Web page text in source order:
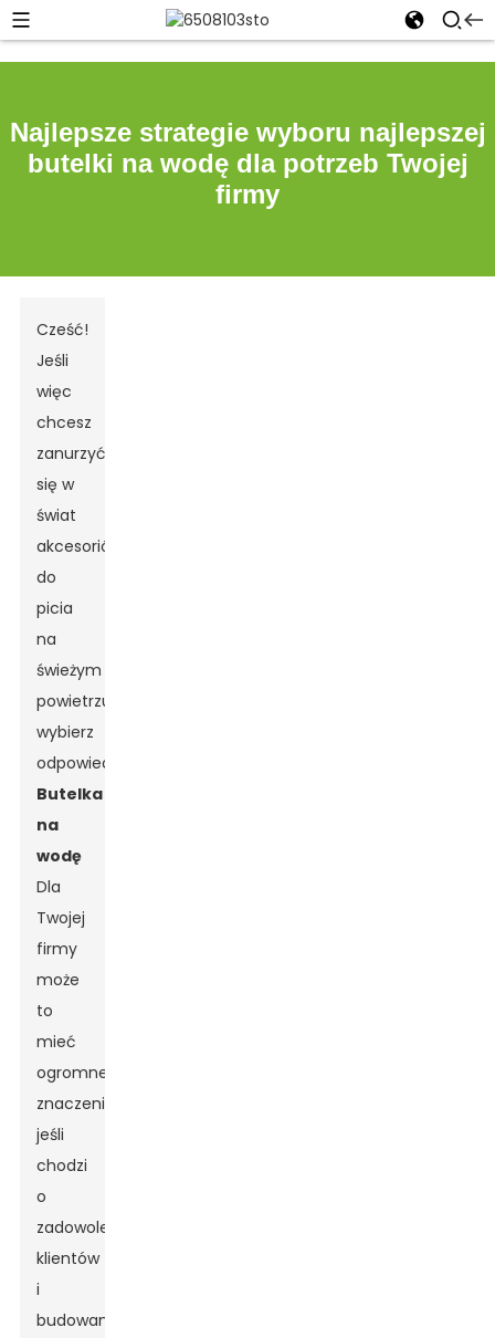
Najlepsze strategie wyboru najlepszej
butelki na wodę dla potrzeb Twojej
firmy
Cześć!
Jeśli
więc
chcesz
zanurzyć
się w
świat
akcesoriów
do
picia
na
świeżym
powietrzu,
wybierz
odpowiednie
Butelka
na
wodę
Dla
Twojej
firmy
może
to
mieć
ogromne
znaczenie,
jeśli
chodzi
o
zadowolenie
klientów
i
budowanie